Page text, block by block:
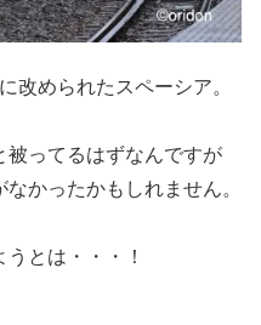
改められたスペーシア。
被ってるはずなんですが
かったかもしれません。
とは・・・！